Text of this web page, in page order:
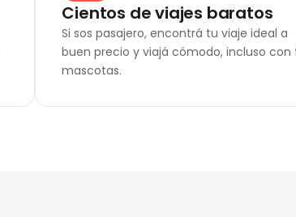
Cientos de viajes baratos
Si sos pasajero, encontrá tu viaje ideal a
buen precio y viajá cómodo, incluso con
mascotas.